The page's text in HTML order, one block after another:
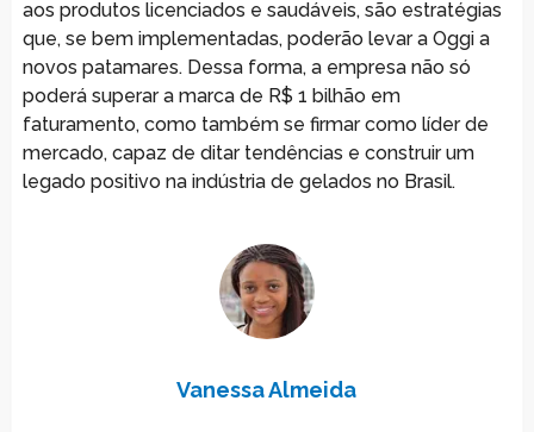
aos produtos licenciados e saudáveis, são estratégias
que, se bem implementadas, poderão levar a Oggi a
novos patamares. Dessa forma, a empresa não só
poderá superar a marca de R$ 1 bilhão em
faturamento, como também se firmar como líder de
mercado, capaz de ditar tendências e construir um
legado positivo na indústria de gelados no Brasil.
Vanessa Almeida